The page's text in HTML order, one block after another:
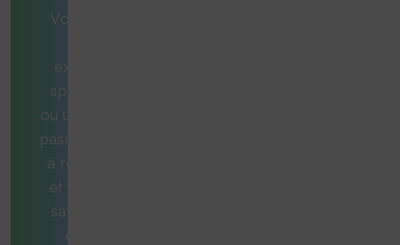
Vous avez
exigence
spécifique
ou une tâche
passionnante
à résoudre
et vous ne
savez pas
quelle